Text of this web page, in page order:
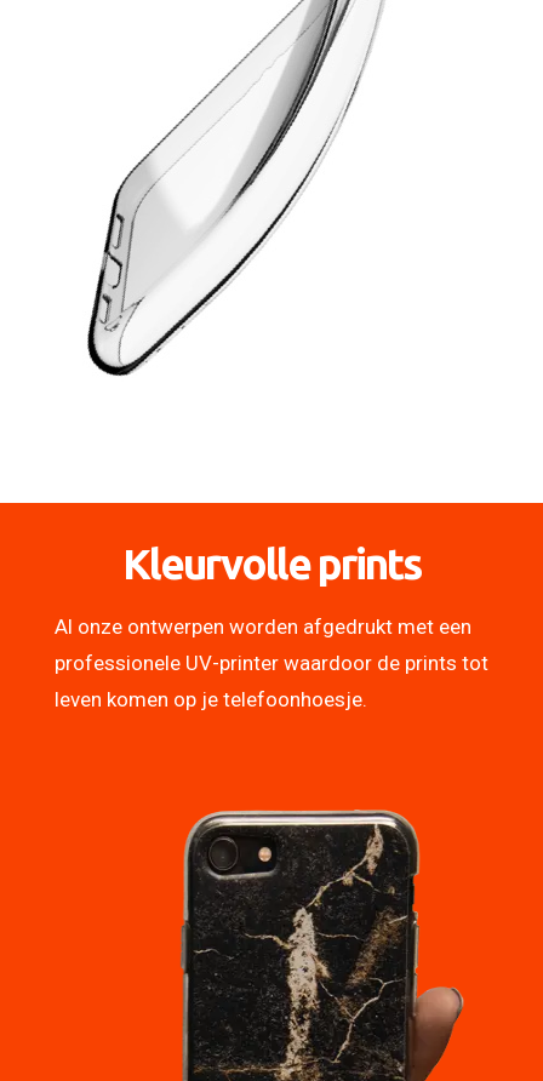
Kleurvolle prints
Al onze ontwerpen worden afgedrukt met een
professionele UV-printer waardoor de prints tot
leven komen op je telefoonhoesje.